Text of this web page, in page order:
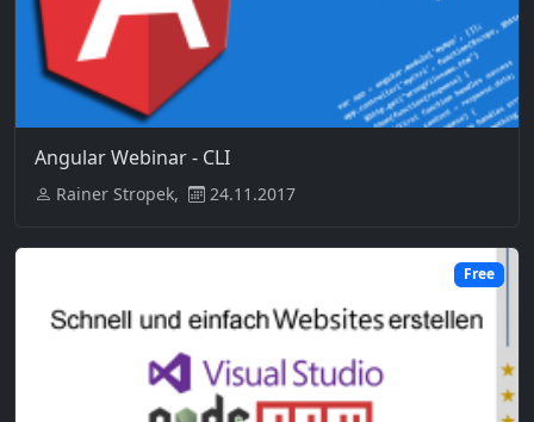
Angular Webinar - CLI
Rainer Stropek, 24.11.2017
Free